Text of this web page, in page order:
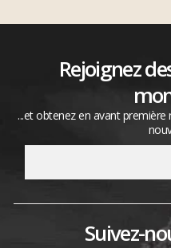
Rejoignez
...et obtenez en avant
Suivez-